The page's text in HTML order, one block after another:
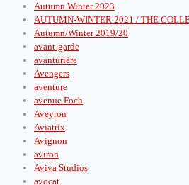
Autumn Winter 2023
AUTUMN-WINTER 2021 / THE
Autumn/Winter 2019/20
avant-garde
avanturière
Avengers
aventure
avenue Foch
Aveyron
Aviatrix
Avignon
aviron
Aviva Studios
avocat